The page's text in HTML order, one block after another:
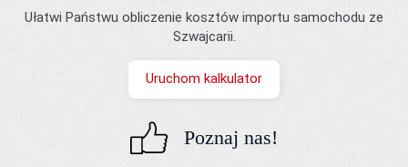
Ułatwi Państwu obliczenie kosztów importu samochodu ze
Szwajcarii.
Uruchom kalkulator
Poznaj nas!